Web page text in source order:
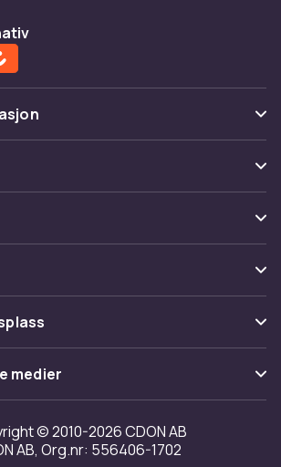
her
medier
© 2010-2026 CDON AB
AB, Org.nr: 556406-1702